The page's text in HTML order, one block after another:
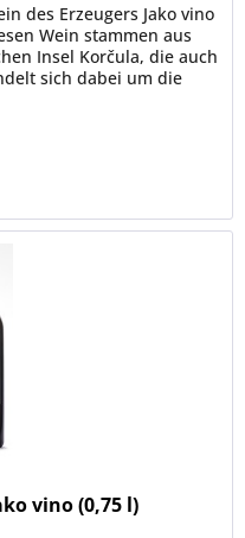
des Erzeugers Jako vino
Wein stammen aus
Insel Korčula, die auch
sich dabei um die
vino (0,75 l)